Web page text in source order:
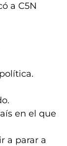
a C5N
en el que
a parar a